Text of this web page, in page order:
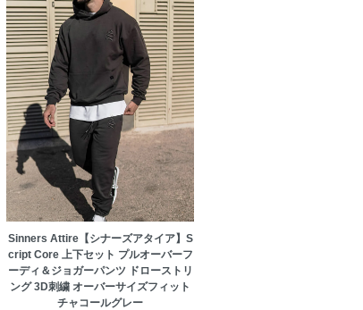
Sinners Attire【シナーズアタイア】S
cript Core 上下セット プルオーバーフ
ーディ＆ジョガーパンツ ドローストリ
ング 3D刺繍 オーバーサイズフィット
チャコールグレー